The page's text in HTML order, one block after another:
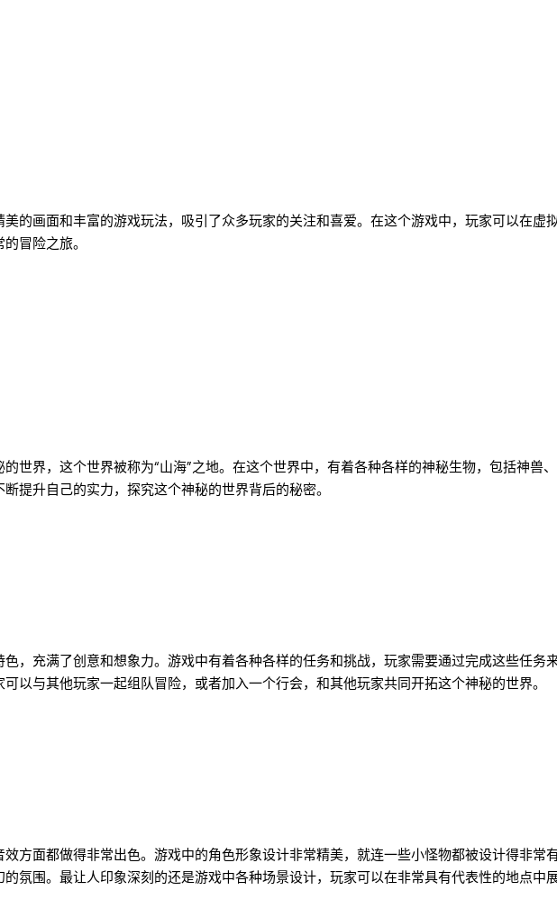
的画面和丰富的游戏玩法，吸引了众多玩家的关注和喜爱。在这个游戏中，玩家可以在虚
冒险之旅。
世界，这个世界被称为“山海”之地。在这个世界中，有着各种各样的神秘生物，包括神兽
提升自己的实力，探究这个神秘的世界背后的秘密。
，充满了创意和想象力。游戏中有着各种各样的任务和挑战，玩家需要通过完成这些任务
以与其他玩家一起组队冒险，或者加入一个行会，和其他玩家共同开拓这个神秘的世界。
方面都做得非常出色。游戏中的角色形象设计非常精美，就连一些小怪物都被设计得非常
氛围。最让人印象深刻的还是游戏中各种场景设计，玩家可以在非常具有代表性的地点中